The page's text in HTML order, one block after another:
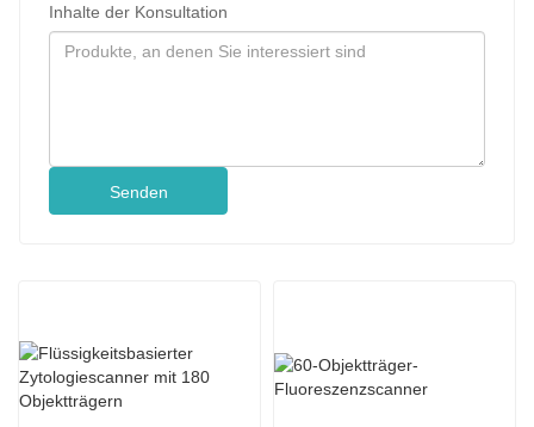
Inhalte der Konsultation
Senden